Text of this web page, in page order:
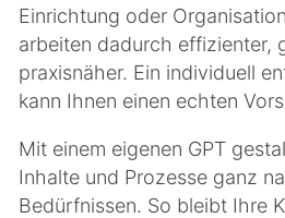
Einrichtung oder
arbeiten dadurch effizienter,
praxisnäher. Ein individuell
kann Ihnen einen echten
Mit einem eigenen GPT
Inhalte und Prozesse ganz
Bedürfnissen. So bleibt Ihre